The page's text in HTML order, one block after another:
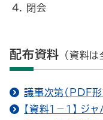
閉会
配布資料 （資料
議事次第（PDF
【資料１－１】